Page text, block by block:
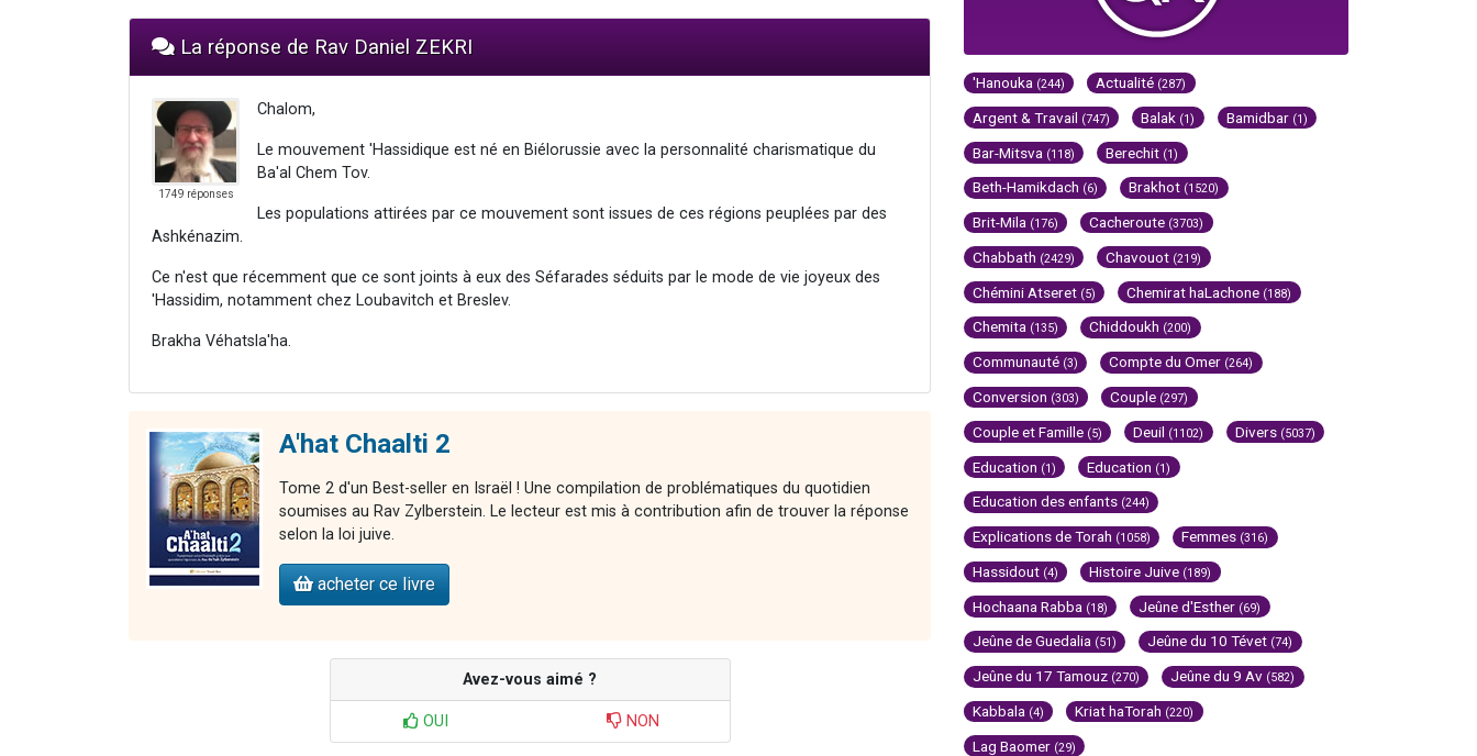
La réponse de Rav Daniel ZEKRI
1749 réponses
Chalom,
Le mouvement 'Hassidique est né en Biélorussie avec la personnalité charismatique du
Ba'al Chem Tov.
Les populations attirées par ce mouvement sont issues de ces régions peuplées par des
Ashkénazim.
Ce n'est que récemment que ce sont joints à eux des Séfarades séduits par le mode de vie joyeux des
'Hassidim, notamment chez Loubavitch et Breslev.
Brakha Véhatsla'ha.
A'hat Chaalti 2
Tome 2 d'un Best-seller en Israël ! Une compilation de problématiques du quotidien
soumises au Rav Zylberstein. Le lecteur est mis à contribution afin de trouver la réponse
selon la loi juive.
acheter ce livre
Avez-vous aimé ?
OUI NON
'Hanouka (244) Actualité (287)
Argent & Travail (747) Balak (1) Bamidbar (1)
Bar-Mitsva (118) Berechit (1)
Beth-Hamikdach (6) Brakhot (1520)
Brit-Mila (176) Cacheroute (3703)
Chabbath (2429) Chavouot (219)
Chémini Atseret (5) Chemirat haLachone (188)
Chemita (135) Chiddoukh (200)
Communauté (3) Compte du Omer (264)
Conversion (303) Couple (297)
Couple et Famille (5) Deuil (1102) Divers (5037)
Education (1) Education (1)
Education des enfants (244)
Explications de Torah (1058) Femmes (316)
Hassidout (4) Histoire Juive (189)
Hochaana Rabba (18) Jeûne d'Esther (69)
Jeûne de Guedalia (51) Jeûne du 10 Tévet (74)
Jeûne du 17 Tamouz (270) Jeûne du 9 Av (582)
Kabbala (4) Kriat haTorah (220)
Lag Baomer (29)